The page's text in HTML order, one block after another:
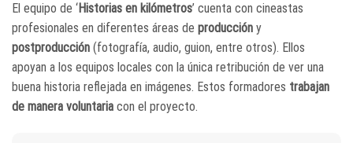
El equipo de ‘Historias en kilómetros’ cuenta con cineastas
profesionales en diferentes áreas de producción y
postproducción (fotografía, audio, guion, entre otros). Ellos
apoyan a los equipos locales con la única retribución de ver una
buena historia reflejada en imágenes. Estos formadores trabajan
de manera voluntaria con el proyecto.